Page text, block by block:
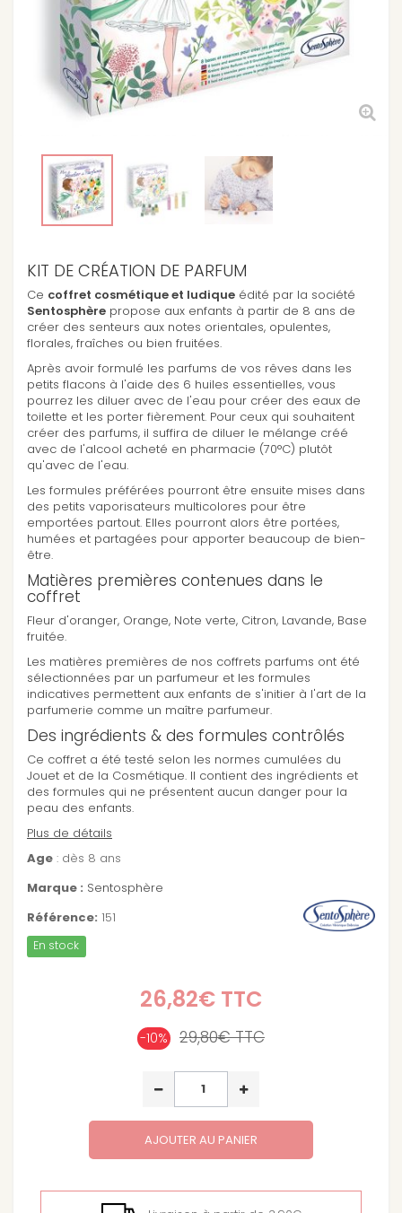
KIT DE CRÉATION DE PARFUM
Ce coffret cosmétique et ludique édité par la société
Sentosphère propose aux enfants à partir de 8 ans de
créer des senteurs aux notes orientales, opulentes,
florales, fraîches ou bien fruitées.
Après avoir formulé les parfums de vos rêves dans les
petits flacons à l'aide des 6 huiles essentielles, vous
pourrez les diluer avec de l'eau pour créer des eaux de
toilette et les porter fièrement. Pour ceux qui souhaitent
créer des parfums, il suffira de diluer le mélange créé
avec de l'alcool acheté en pharmacie (70°C) plutôt
qu'avec de l'eau.
Les formules préférées pourront être ensuite mises dans
des petits vaporisateurs multicolores pour être
emportées partout. Elles pourront alors être portées,
humées et partagées pour apporter beaucoup de bien-
être.
Matières premières contenues dans le
coffret
Fleur d'oranger, Orange, Note verte, Citron, Lavande, Base
fruitée.
Les matières premières de nos coffrets parfums ont été
sélectionnées par un parfumeur et les formules
indicatives permettent aux enfants de s'initier à l'art de la
parfumerie comme un maître parfumeur.
Des ingrédients & des formules contrôlés
Ce coffret a été testé selon les normes cumulées du
Jouet et de la Cosmétique. Il contient des ingrédients et
des formules qui ne présentent aucun danger pour la
peau des enfants.
Plus de détails
Age : dès 8 ans
Marque : Sentosphère
Référence: 151
En stock
26,82€TTC
-10% 29,80€TTC
AJOUTER AU PANIER